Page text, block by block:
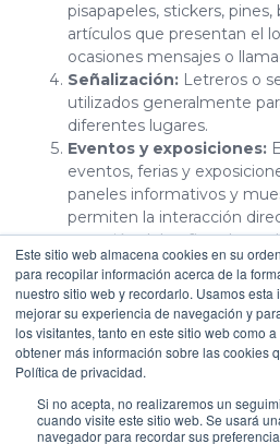
Este sitio web almacena cookies en su
para recopilar información acerca de la
nuestro sitio web y recordarlo. Usamos
mejorar su experiencia de navegación y
los visitantes, tanto en este sitio web como
obtener más información sobre las cookies
Política de privacidad.
Si no acepta, no realizaremos un
cuando visite este sitio web. Se usará
navegador para recordar sus
pisapapeles, stickers,
artículos que presentan el
ocasiones mensajes o
Señalización: Letreros o
utilizados generalmente
diferentes lugares.
Eventos y exposiciones:
eventos, ferias y
paneles informativos y
permiten la interacción
atracción del trafico al
Empaques o Packing: El
empaques de productos
de la creación de
influir en la percepción de
consumidores.
Son elementos físicos cuyo
utilizados y recordados.